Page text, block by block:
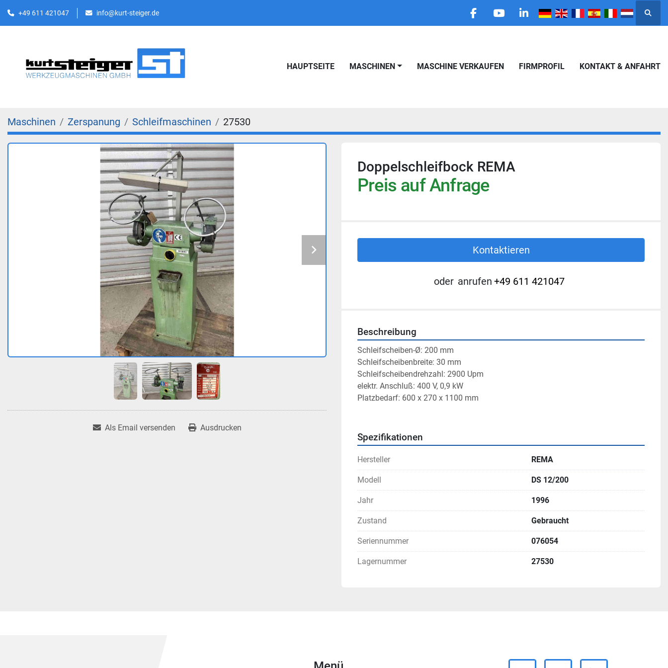
+49 611 421047 info@kurt-steiger.de
facebookyoutubelinkedin Suche
HAUPTSEITE MASCHINEN MASCHINE VERKAUFEN FIRMPROFIL KONTAKT & ANFAHRT
Maschinen Zerspanung Schleifmaschinen 27530
Als Email versenden Ausdrucken
Doppelschleifbock REMA
Preis auf Anfrage
Kontaktieren
oder anrufen +49 611 421047
Beschreibung
Schleifscheiben-Ø: 200 mm
Schleifscheibenbreite: 30 mm
Schleifscheibendrehzahl: 2900 Upm
elektr. Anschluß: 400 V, 0,9 kW
Platzbedarf: 600 x 270 x 1100 mm
Spezifikationen
Hersteller REMA
Modell DS 12/200
Jahr 1996
Zustand Gebraucht
Seriennummer 076054
Lagernummer 27530